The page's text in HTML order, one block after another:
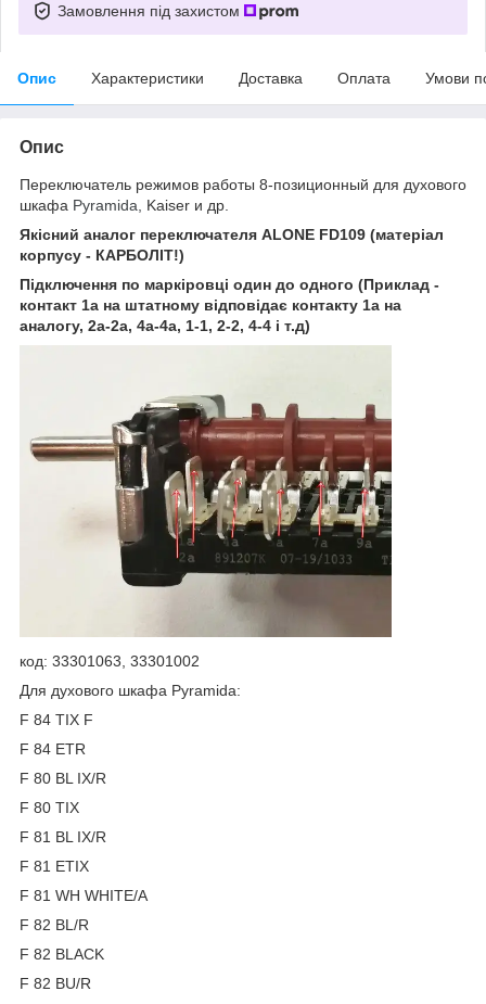
Замовлення під захистом
Опис Характеристики Доставка Оплата Умови
Опис
Переключатель режимов работы 8-позиционный для духового
шкафа Pyramida,
Kaiser и др.
Якісний а​​​​​​налог переключателя ALONE FD109 (матеріал
корпусу - КАРБОЛІТ!)
Підключення по маркіровці один до одного (Приклад -
контакт 1а на штатному відповідає контакту 1а на
аналогу, 2а-2а, 4а-4а, 1-1, 2-2, 4-4 і т.д)
код: 33301063, 33301002
Для духового шкафа Pyramida:
F 84 TIX F
F 84 ETR
F 80 BL IX/R
F 80 TIX
F 81 BL IX/R
F 81 ETIX
F 81 WH WHITE/A
F 82 BL/R
F 82 BLACK
F 82 BU/R